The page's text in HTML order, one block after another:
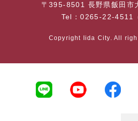
〒395-8501 長野県飯田市
Tel：0265-22-4511
Copyright Iida City. All